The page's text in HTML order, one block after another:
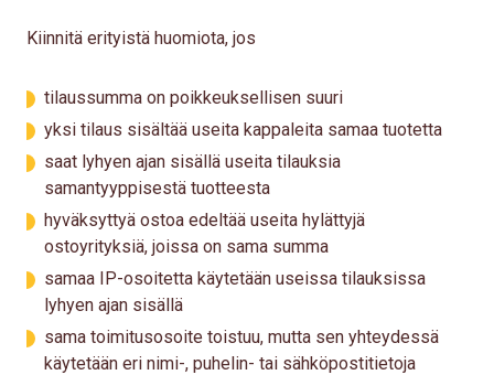
Kiinnitä erityistä huomiota, jos
tilaussumma on poikkeuksellisen suuri
yksi tilaus sisältää useita kappaleita samaa tuotetta
saat lyhyen ajan sisällä useita tilauksia
samantyyppisestä tuotteesta
hyväksyttyä ostoa edeltää useita hylättyjä
ostoyrityksiä, joissa on sama summa
samaa IP-osoitetta käytetään useissa tilauksissa
lyhyen ajan sisällä
sama toimitusosoite toistuu, mutta sen yhteydessä
käytetään eri nimi-, puhelin- tai sähköpostitietoja